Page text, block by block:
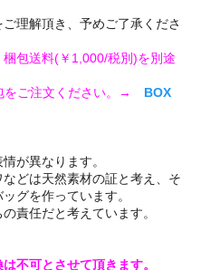
理解頂き、予めご了承くださ
包送料(￥1,000/税別)を別途
をご注文ください。→ BOX
が異なります。
どは天然素材の証と考え、そ
グを作っています。
責任だと考えています。
不可とさせて頂きます。